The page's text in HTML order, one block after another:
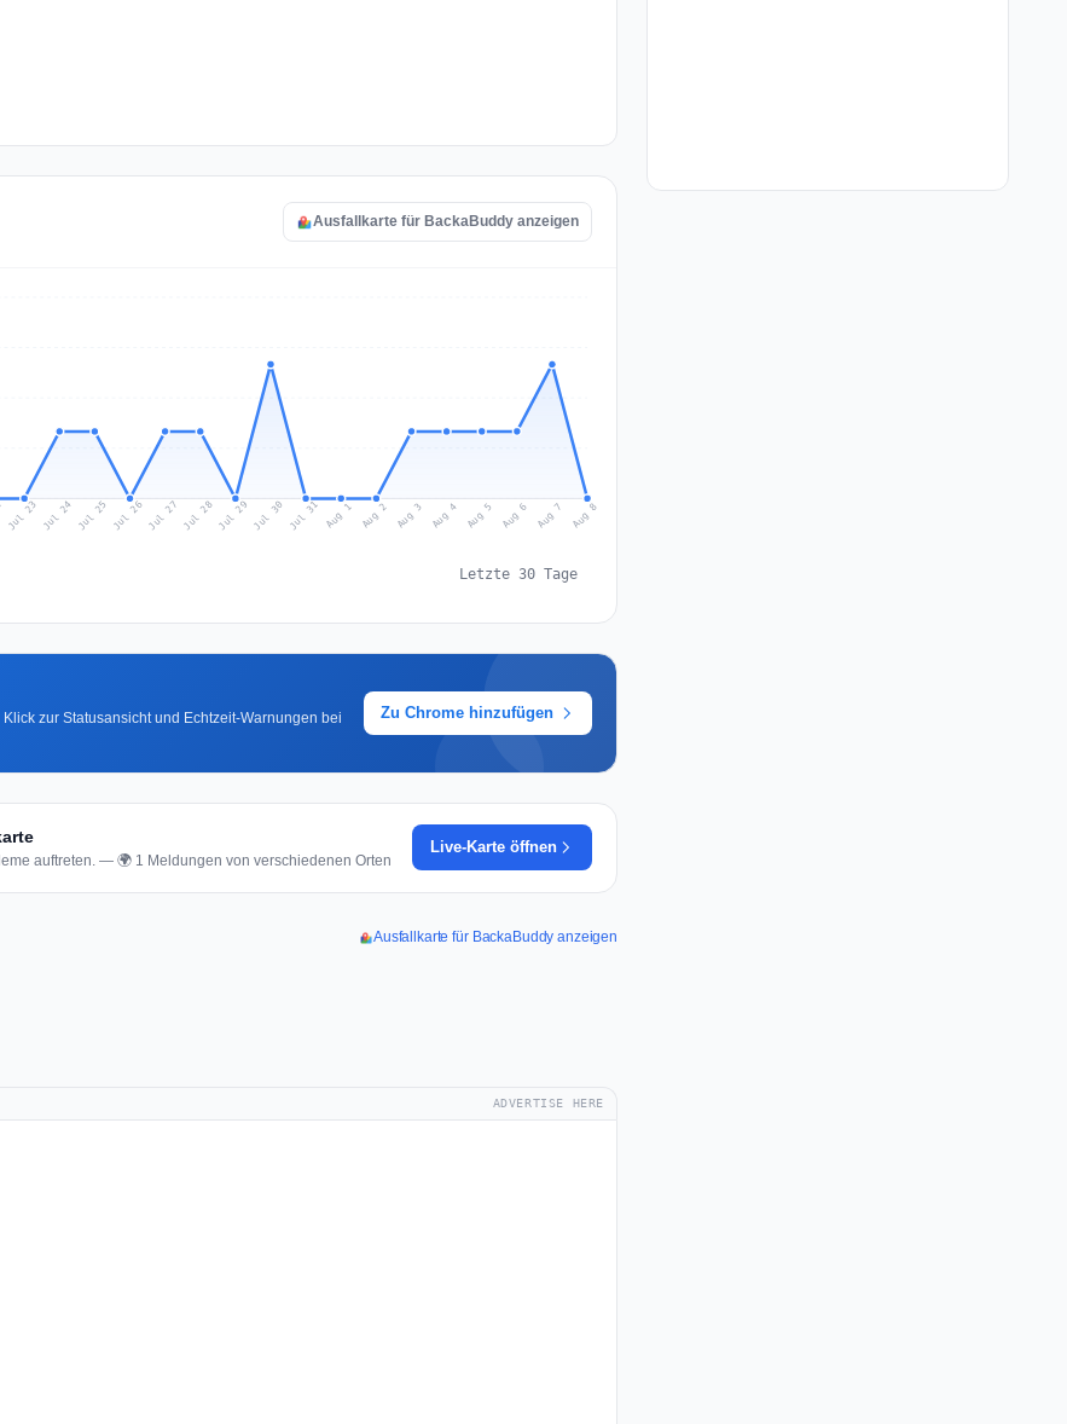
Ausfallkarte für BackaBuddy anzeigen
Jul 23 Jul 24 Jul 25 Jul 26Jul 27 Jul 28Jul 29 Jul 30 Jul 31 Aug 1 Aug 2 Aug 3 Aug 4 Aug 5 Aug 6 Aug 7 Aug 8
Letzte 30 Tage
zur Statusansicht und Echtzeit-Warnungen bei
Zu Chrome hinzufügen
auftreten. — 🌍 1 Meldungen von verschiedenen Orten
Live-Karte öffnen
Ausfallkarte für BackaBuddy anzeigen
ADVERTISE HERE